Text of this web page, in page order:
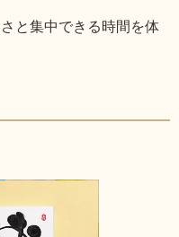
と集中できる時間を体